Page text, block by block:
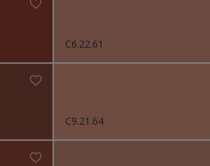
C6.22.61
C9.21.64